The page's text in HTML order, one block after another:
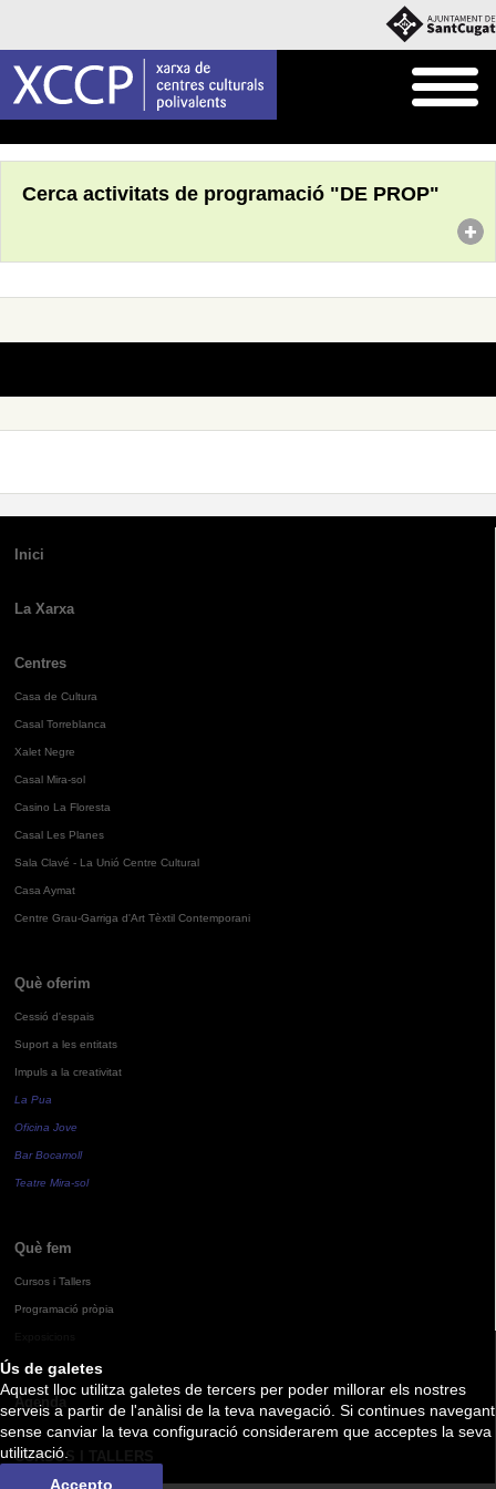
Ús de galetes
Aquest lloc utilitza galetes de tercers per poder millorar els nostres
serveis a partir de l'anàlisi de la teva navegació. Si continues navegant
sense canviar la teva configuració considerarem que acceptes la seva
utilització.
Accepto
Cerca activitats de programació "DE PROP"
Inici
La Xarxa
Centres
Casa de Cultura
Casal Torreblanca
Xalet Negre
Casal Mira-sol
Casino La Floresta
Casal Les Planes
Sala Clavé - La Unió Centre Cultural
Casa Aymat
Centre Grau-Garriga d'Art Tèxtil Contemporani
Què oferim
Cessió d'espais
Suport a les entitats
Impuls a la creativitat
La Pua
Oficina Jove
Bar Bocamoll
Teatre Mira-sol
Què fem
Cursos i Tallers
Programació pròpia
Agenda
CURSOS I TALLERS